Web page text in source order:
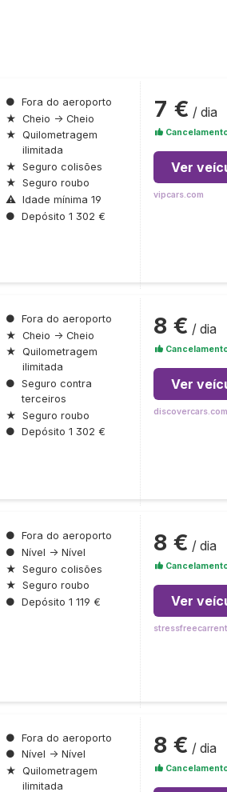
● Fora do aeroporto
★ Cheio → Cheio
★ Quilometragem
ilimitada
★ Seguro colisões
★ Seguro roubo
⚠ Idade mínima 19
● Depósito 1 302 €
7 € / dia
Ver
vipcars.com
● Fora do aeroporto
★ Cheio → Cheio
★ Quilometragem
ilimitada
● Seguro contra
terceiros
★ Seguro roubo
● Depósito 1 302 €
8 € / dia
Ver
discovercars.com
● Fora do aeroporto
● Nível → Nível
★ Seguro colisões
★ Seguro roubo
● Depósito 1 119 €
8 € / dia
Ver
● Fora do aeroporto
● Nível → Nível
★ Quilometragem
ilimitada
8 € / dia